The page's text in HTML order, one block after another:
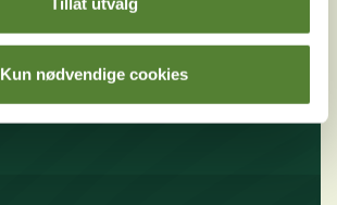
Kun nødvendige cookies
Meld meg på